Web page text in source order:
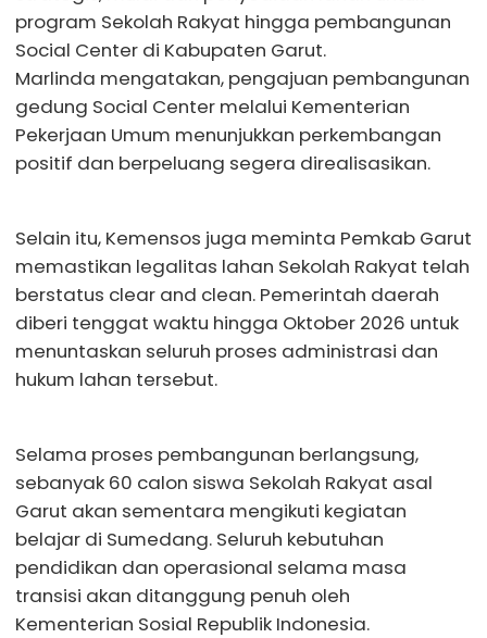
program Sekolah Rakyat hingga pembangunan
Social Center di Kabupaten Garut.
Marlinda mengatakan, pengajuan pembangunan
gedung Social Center melalui Kementerian
Pekerjaan Umum menunjukkan perkembangan
positif dan berpeluang segera direalisasikan.
Selain itu, Kemensos juga meminta Pemkab Garut
memastikan legalitas lahan Sekolah Rakyat telah
berstatus clear and clean. Pemerintah daerah
diberi tenggat waktu hingga Oktober 2026 untuk
menuntaskan seluruh proses administrasi dan
hukum lahan tersebut.
Selama proses pembangunan berlangsung,
sebanyak 60 calon siswa Sekolah Rakyat asal
Garut akan sementara mengikuti kegiatan
belajar di Sumedang. Seluruh kebutuhan
pendidikan dan operasional selama masa
transisi akan ditanggung penuh oleh
Kementerian Sosial Republik Indonesia.